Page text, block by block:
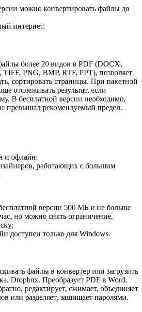
можно конвертировать файлы до
интернет.
более 20 видов в PDF (DOCX,
PNG, BMP, RTF, PPT), позволяет
сортировать страницы. При пакетной
отслеживать результат, если
В бесплатной версии необходимо,
превышал рекомендуемый предел.
и офлайн;
работающих с большим
версии 500 МБ и не больше
но можно снять ограничение,
доступен только для Windows.
файлы в конвертер или загрузить
Dropbox. Преобразует PDF в Word,
редактирует, сжимает, объединяет
или разделяет, защищает паролями.